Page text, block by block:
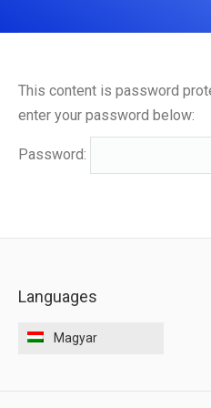
This content is password
enter your password below:
Password:
Languages
Magyar